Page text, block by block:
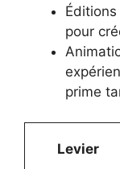
pour
prime
Levier